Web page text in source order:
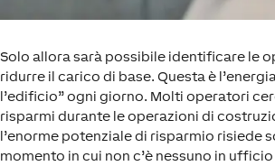
Solo allora sarà possibile identificare le
ridurre il carico di base. Questa è
l’edificio” ogni giorno. Molti operatori
risparmi durante le operazioni di
l’enorme potenziale di risparmio risiede
momento in cui non c’è nessuno in